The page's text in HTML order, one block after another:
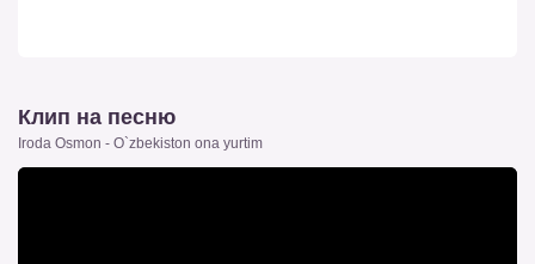
Клип на песню
Iroda Osmon - O`zbekiston ona yurtim